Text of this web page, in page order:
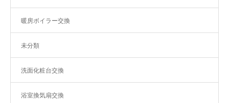
暖房ボイラー交換
未分類
洗面化粧台交換
浴室換気扇交換